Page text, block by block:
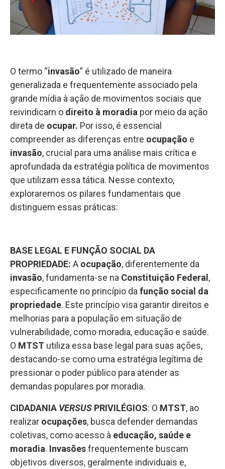
O termo “invasão” é utilizado de maneira
generalizada e frequentemente associado pela
grande mídia à ação de movimentos sociais que
reivindicam o direito à moradia por meio da ação
direta de ocupar. Por isso, é essencial
compreender as diferenças entre ocupação e
invasão, crucial para uma análise mais crítica e
aprofundada da estratégia política de movimentos
que utilizam essa tática. Nesse contexto,
exploraremos os pilares fundamentais que
distinguem essas práticas:
BASE LEGAL E FUNÇÃO SOCIAL DA
PROPRIEDADE: A ocupação, diferentemente da
invasão, fundamenta-se na Constituição Federal ,
especificamente no princípio dafunção social da
propriedade. Este princípio visa garantir direitos e
melhorias para a população em situação de
vulnerabilidade, como moradia, educação e saúde.
O MTST utiliza essa base legal para suas ações,
destacando-se como uma estratégia legítima de
pressionar o poder público para atender as
demandas populares por moradia.
CIDADANIA VERSUS PRIVILÉGIOS: O MTST, ao
realizar ocupações, busca defender demandas
coletivas, como acesso à educação, saúde e
moradia. Invasõesfrequentemente buscam
objetivos diversos, geralmente individuais e,